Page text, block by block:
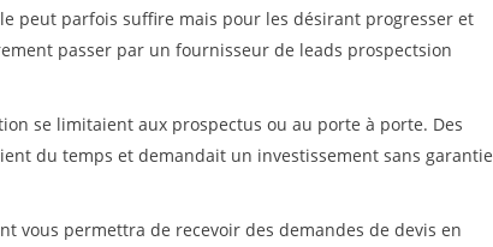
peut parfois suffire mais pour les désirant progresser et
passer par un fournisseur de leads prospectsion
se limitaient aux prospectus ou au porte à porte. Des
du temps et demandait un investissement sans garantie
vous permettra de recevoir des demandes de devis en